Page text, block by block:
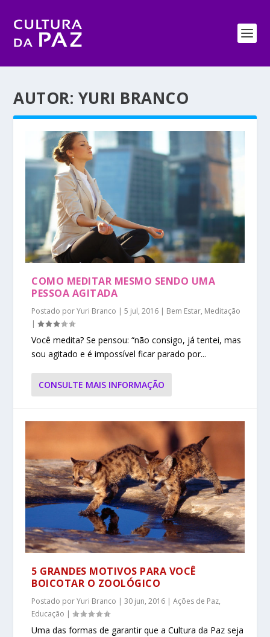
AUTOR: YURI BRANCO
COMO MEDITAR MESMO SENDO UMA
PESSOA AGITADA
Postado porYuri Branco |5 jul, 2016 | Bem Estar, Meditação
|
Você medita? Se pensou: “não consigo, já tentei, mas
sou agitado e é impossível ficar parado por...
CONSULTE MAIS INFORMAÇÃO
5 GRANDES MOTIVOS PARA VOCÊ
BOICOTAR O ZOOLÓGICO
Postado porYuri Branco |30 jun, 2016 |Ações de Paz,
Educação |
Uma das formas de garantir que a Cultura da Paz seja